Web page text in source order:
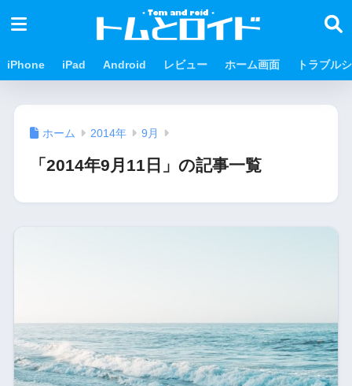
iPhone iPad Android レビュー ホーム画面 トラブル
ホーム 2014年 9月
「2014年9月11日」の記事一覧